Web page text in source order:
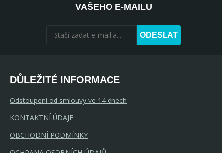
VAŠEHO E-MAILU
ODESLAT
DŮLEŽITÉ INFORMACE
Odstoupení od smlouvy ve 14 dnech
KONTAKTNÍ ÚDAJE
OBCHODNÍ PODMÍNKY